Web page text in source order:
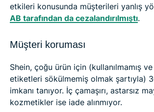
etkileri konusunda müşterileri yanlış
AB tarafından da cezalandırılmıştı.
Müşteri koruması
Shein, çoğu ürün için (kullanılmamış
etiketleri sökülmemiş olmak şartıyla)
imkanı tanıyor. İç çamaşırı, astarsız
kozmetikler ise iade alınmıyor.